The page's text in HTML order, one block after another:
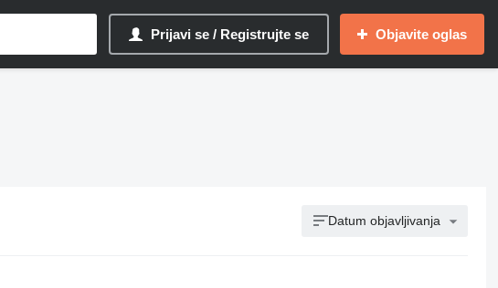
Prijavi se / Registrujte se Objavite oglas
Datum objavljivanja